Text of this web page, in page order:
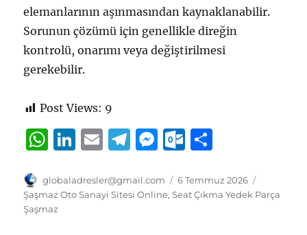
elemanlarının aşınmasından kaynaklanabilir.
Sorunun çözümü için genellikle direğin
kontrolü, onarımı veya değiştirilmesi
gerekebilir.
Post Views: 9
W
at
s
Li
k
e
E
ai
l
T
e
g
M
ss
e
O
tl
o
a
re
Yazar
globaladresler@gmail.com
Yayın
tarihi
6 Temmuz 2026
Şaşmaz Oto Sanayi Sitesi Online,Seat Çıkma Yedek Parça
Şaşmaz